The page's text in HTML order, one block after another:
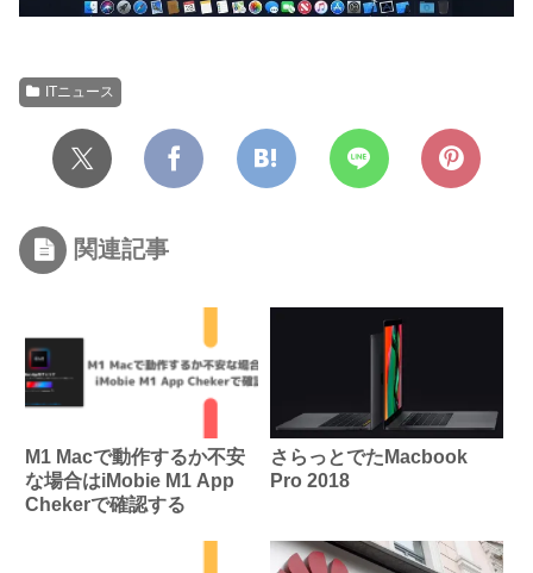
ITニュース
関連記事
M1 Macで動作するか不安
な場合はiMobie M1 App
Chekerで確認する
さらっとでたMacbook
Pro 2018